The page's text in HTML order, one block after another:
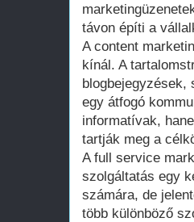
távon építi a
A content
kínál. A
blogbejegyzések,
egy átfogó
informatívak,
tartják meg a
A full service
szolgáltatás egy
számára, de
több különböző